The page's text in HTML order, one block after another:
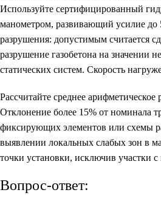
Используйте сертифицированный
манометром, развивающий усилие
разрушения: допустимым считается
разрушение газобетона на значении
статических систем. Скорость
Рассчитайте среднее арифметическое
Отклонение более 15% от номинала
фиксирующих элементов или схемы
выявлении локальных слабых зон в
точки установки, исключив участки
Вопрос-ответ: